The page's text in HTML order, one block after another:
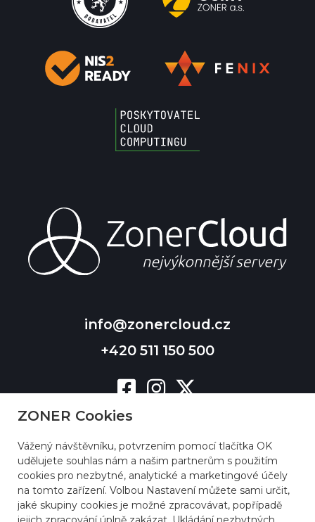
info@zonercloud.cz
+420 511 150 500
ZONER Cookies
Vážený návštěvníku, potvrzením pomocí tlačítka OK
udělujete souhlas nám a našim partnerům s použitím
cookies pro nezbytné, analytické a marketingové účely
na tomto zařízení. Volbou Nastavení můžete sami určit,
jaké skupiny cookies je možné zpracovávat, popřípadě